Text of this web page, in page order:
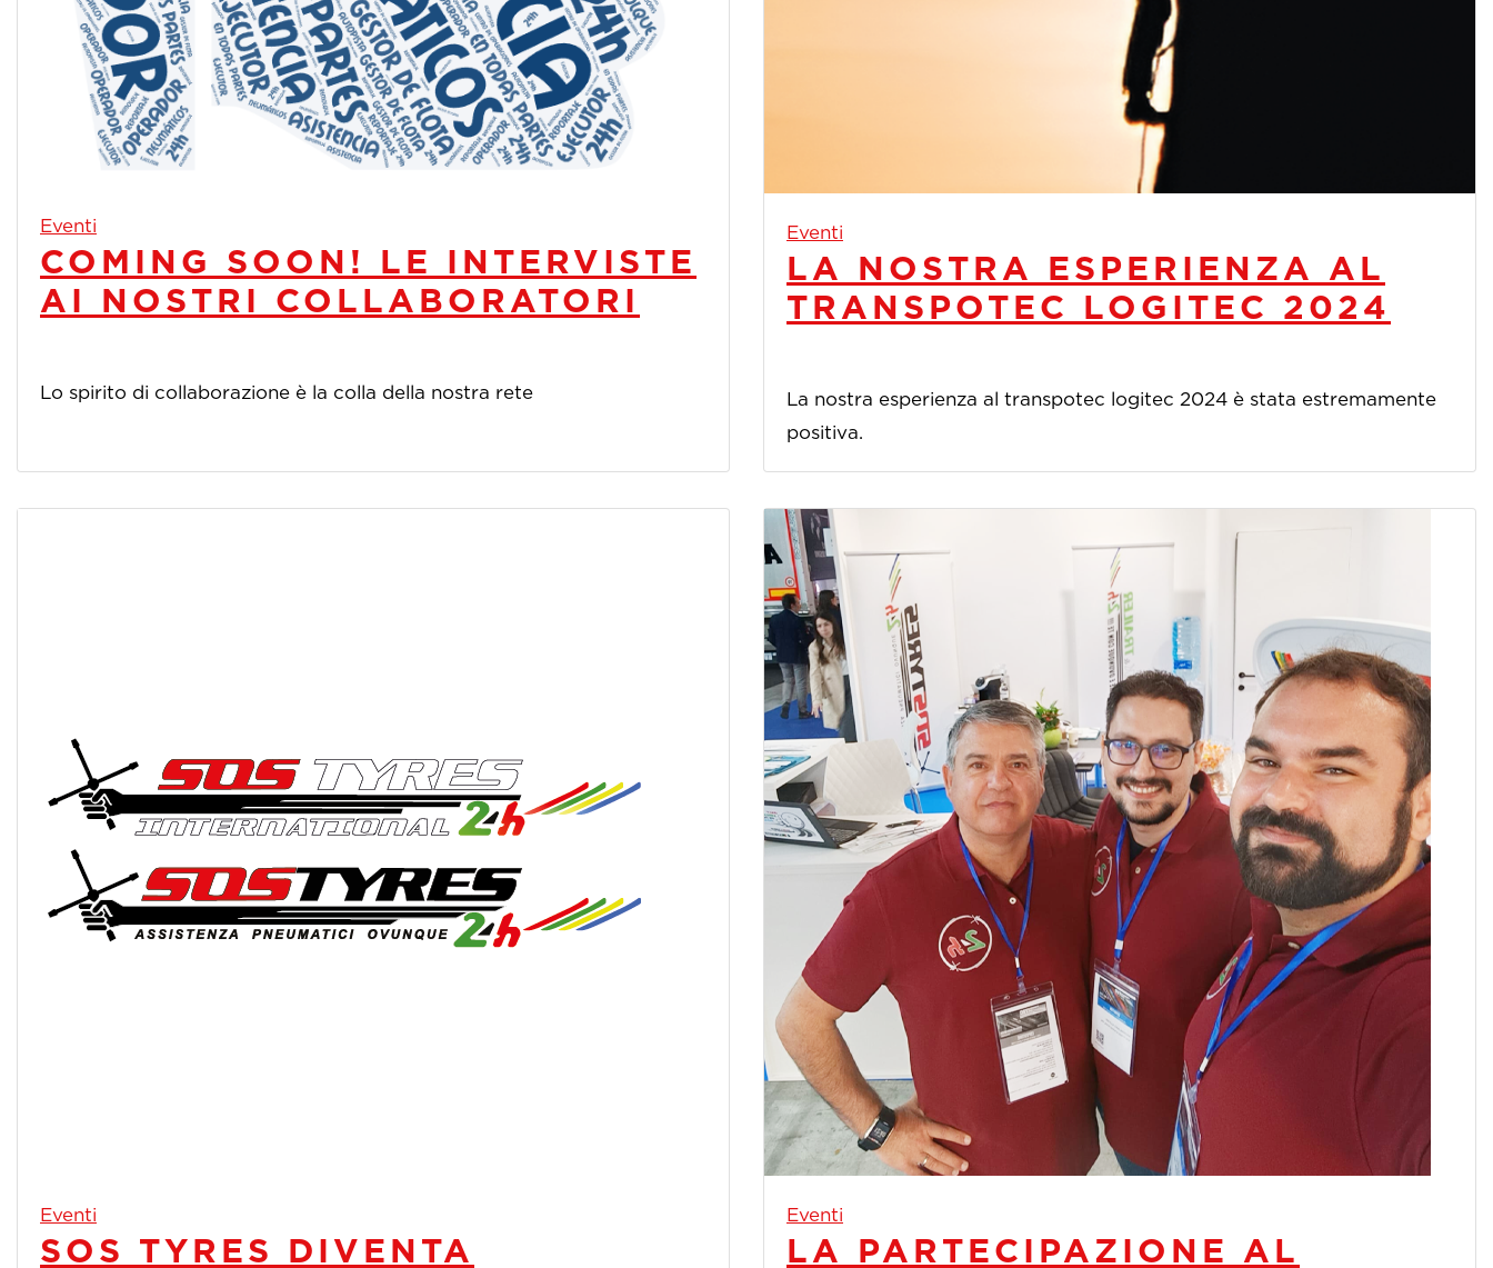
Eventi
COMING SOON! LE INTERVISTE
AI NOSTRI COLLABORATORI
Lo spirito di collaborazione è la colla della nostra rete
Eventi
LA NOSTRA ESPERIENZA AL
TRANSPOTEC LOGITEC 2024
La nostra esperienza al transpotec logitec 2024 è stata estremamente
positiva.
Eventi
SOS TYRES DIVENTA
Eventi
LA PARTECIPAZIONE AL